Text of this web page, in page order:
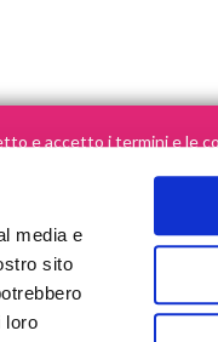
media e
sito
loro
e accetto i termini e le
le nostre storie sui